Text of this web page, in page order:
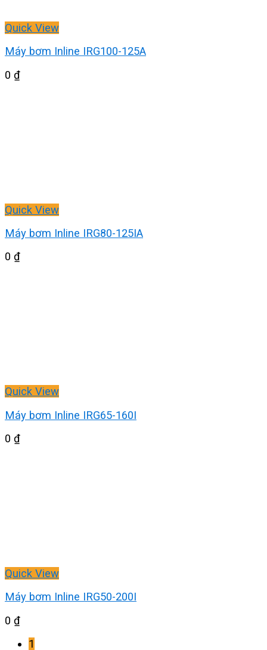
Quick View
Máy bơm Inline IRG100-125A
0 ₫
Quick View
Máy bơm Inline IRG80-125IA
0 ₫
Quick View
Máy bơm Inline IRG65-160I
0 ₫
Quick View
Máy bơm Inline IRG50-200I
0 ₫
1